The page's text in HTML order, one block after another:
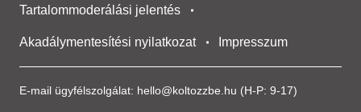
E-mail ügyfélszolgálat: hello@koltozzbe.hu (H-P: 9-17)
Tartalommoderálási jelentés
Akadálymentesítési nyilatkozat Impresszum